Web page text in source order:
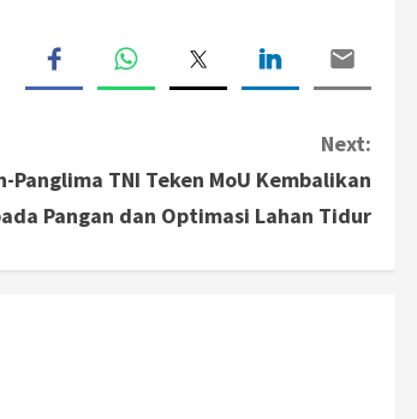
Next:
Panglima TNI Teken MoU Kembalikan
Pangan dan Optimasi Lahan Tidur